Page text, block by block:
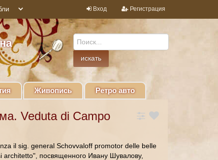
Вход Регистрация
Живопись Ретро авто
Veduta di Campo
il sig. general Schovvaloff promotor delle belle
посвященного Ивану Шувалову,